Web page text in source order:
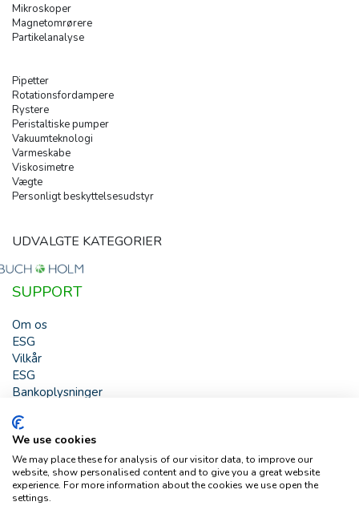
Mikroskoper
Magnetomrørere
Partikelanalyse
Pipetter
Rotationsfordampere
Rystere
Peristaltiske pumper
Vakuumteknologi
Varmeskabe
Viskosimetre
Vægte
Personligt beskyttelsesudstyr
UDVALGTE KATEGORIER
SUPPORT
Om os
ESG
Vilkår
ESG
Bankoplysninger
HJÆLP
Buch & Holm A/S - Marielundvej 39 - DK-2730 Herlev -
Tlf. +45 44 54 00 00 - e-mail:b-h@buch-holm.dk- CVR-nr.:
DK-19993345
We use cookies
We may place these for analysis of our visitor data, to improve our
website, show personalised content and to give you a great website
experience. For more information about the cookies we use open the
settings.